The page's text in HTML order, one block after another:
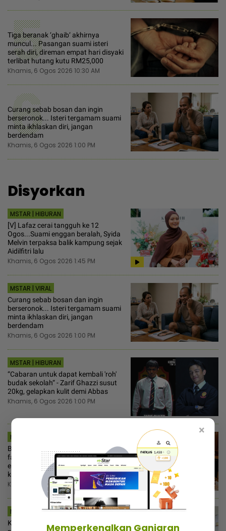
5
Tiga beranak ‘ghaib‘ akhirnya
muncul... Pasangan suami isteri
serah diri, direman empat hari disyaki
terlibat hutang kutu RM25,000
Khamis, 6 Ogos 2026 10:30 AM
6
Curang sebab bosan dan ingin
berseronok... Isteri tergamam suami
minta ikhlaskan diri, jangan
berdendam
Khamis, 6 Ogos 2026 1:00 PM
Disyorkan
MSTAR | HIBURAN
[V] Lafaz cerai tangguh ke 12
Ogos...Suami enggan beralah, Syida
Melvin terpaksa balik kampung sejak
Aidilfitri lalu
Khamis, 6 Ogos 2026 1:45 PM
MSTAR | VIRAL
Curang sebab bosan dan ingin
berseronok... Isteri tergamam suami
minta ikhlaskan diri, jangan
berdendam
Khamis, 6 Ogos 2026 1:00 PM
MSTAR | HIBURAN
“Cabaran untuk dapat kembali 'roh'
budak sekolah“ - Zarif Ghazzi susut
20kg, gelapkan kulit demi Abbas
Khamis, 6 Ogos 2026 1:00 PM
MSTAR | FAMILI
Bukan lapar tapi emosi! Tak fasal-
fasal berat badan naik sebab ‘stress
eating’, ahli farmasi kongsi cara ‘kill’
ketagihan gula
Khamis, 6 Ogos 2026 12:30 PM
MSTAR | VIRAL
Kesian ‘roommate’ hari-hari makan
×
Memperkenalkan Ganjaran